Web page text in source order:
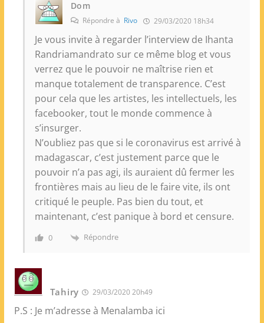
Dom
Répondre à Rivo 29/03/2020 18h34
Je vous invite à regarder l’interview de Ihanta
Randriamandrato sur ce même blog et vous
verrez que le pouvoir ne maîtrise rien et
manque totalement de transparence. C’est
pour cela que les artistes, les intellectuels, les
facebooker, tout le monde commence à
s’insurger.
N’oubliez pas que si le coronavirus est arrivé à
madagascar, c’est justement parce que le
pouvoir n’a pas agi, ils auraient dû fermer les
frontières mais au lieu de le faire vite, ils ont
critiqué le peuple. Pas bien du tout, et
maintenant, c’est panique à bord et censure.
0 Répondre
Tahiry 29/03/2020 20h49
P.S : Je m’adresse à Menalamba ici